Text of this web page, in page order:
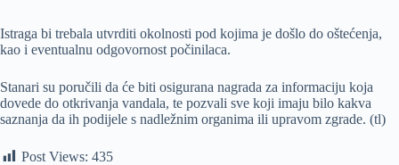
Istraga bi trebala utvrditi okolnosti pod kojima je došlo do oštećenja,
kao i eventualnu odgovornost počinilaca.
Stanari su poručili da će biti osigurana nagrada za informaciju koja
dovede do otkrivanja vandala, te pozvali sve koji imaju bilo kakva
saznanja da ih podijele s nadležnim organima ili upravom zgrade. (tl)
Post Views: 435